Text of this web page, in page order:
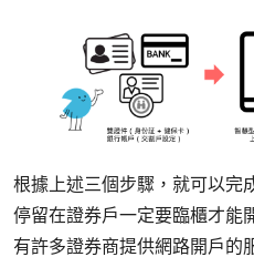
根據上述三個步驟，就可以完
停留在證券戶一定要臨櫃才能
有許多證券商提供網路開戶的